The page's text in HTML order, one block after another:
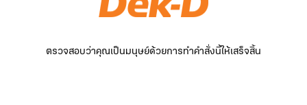
ตรวจสอบว่าคุณเป็นมนุษย์ด้วยการทำคำสั่งนี้ให้เสร็จสิ้น